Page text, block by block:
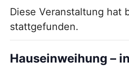
Diese Veranstaltung hat
stattgefunden.
Hauseinweihung –